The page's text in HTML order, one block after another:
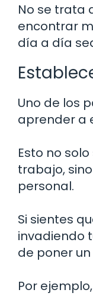
No se trata
encontrar
día a día
Uno de los
aprender a
Esto no
trabajo,
personal.
Si sientes
invadiendo
de poner
Por